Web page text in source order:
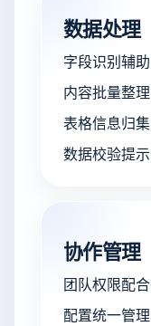
数据处理
字段识别辅助
内容批量整理
表格信息归集
数据校验提示
协作管理
团队权限配合
配置统一管理